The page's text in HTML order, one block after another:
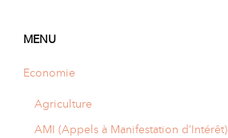
MENU
Economie
Agriculture
AMI (Appels à Manifestation d’Intérêt)